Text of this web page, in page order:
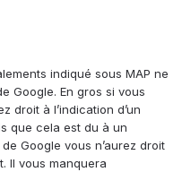
indiqué sous MAP ne
Google. En gros si vous
droit à l’indication d’un
que cela est du à un
Google vous n’aurez droit
Il vous manquera